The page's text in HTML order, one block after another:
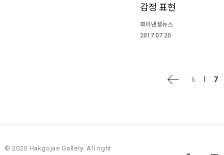
감정 표현
파이낸셜뉴스
2017.07.20
6 | 7
© 2020 Hakgojae Gallery. All right